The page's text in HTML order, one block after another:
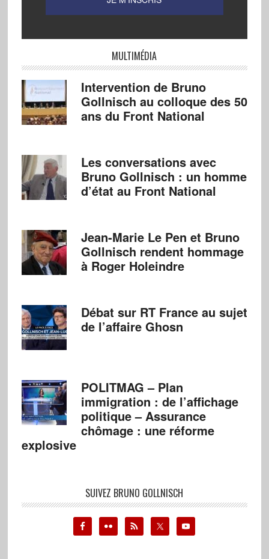
MULTIMÉDIA
Intervention de Bruno
Gollnisch au colloque des 50
ans du Front National
Les conversations avec
Bruno Gollnisch : un homme
d’état au Front National
Jean-Marie Le Pen et Bruno
Gollnisch rendent hommage
à Roger Holeindre
Débat sur RT France au sujet
de l’affaire Ghosn
POLITMAG – Plan
immigration : de l’affichage
politique – Assurance
chômage : une réforme
explosive
SUIVEZ BRUNO GOLLNISCH